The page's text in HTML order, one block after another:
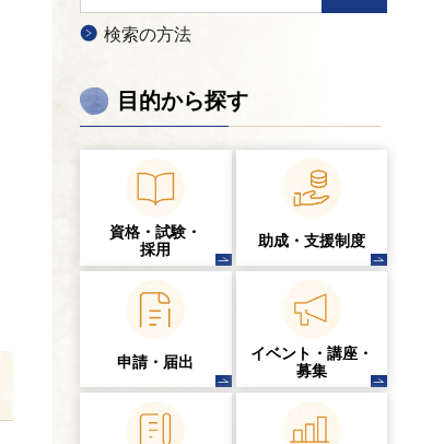
検索の方法
目的から探す
資格・試験・
採用
助成・支援制度
申請・届出
イベント・講座・
募集